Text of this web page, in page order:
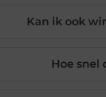
Kan ik ook
Hoe